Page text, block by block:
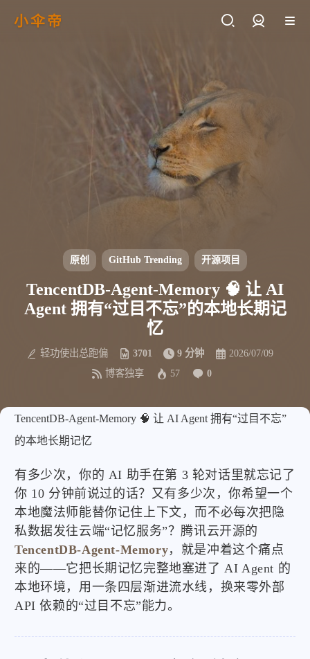
小伞帝
原创 GitHub Trending 开源项目
TencentDB-Agent-Memory 🧠 让 AI
Agent 拥有“过目不忘”的本地长期记
忆
轻功使出总跑偏 3701 9 分钟
2026/07/09
博客独享
57 0
TencentDB-Agent-Memory 🧠 让 AI Agent 拥有“过目不忘”
的本地长期记忆
有多少次，你的 AI 助手在第 3 轮对话里就忘记了
你 10 分钟前说过的话？又有多少次，你希望一个
本地魔法师能替你记住上下文，而不必每次把隐
私数据发往云端“记忆服务”？腾讯云开源的
TencentDB-Agent-Memory，就是冲着这个痛点
来的——它把长期记忆完整地塞进了 AI Agent 的
本地环境，用一条四层渐进流水线，换来零外部
API 依赖的“过目不忘”能力。